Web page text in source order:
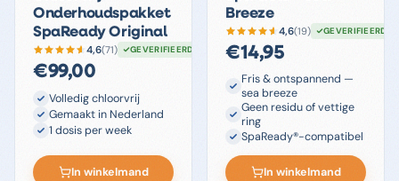
Onderhoudspakket
SpaReady Original
4,6(71) GEVERIFIEERD
€99,00
Volledig chloorvrij
Gemaakt in Nederland
1 dosis per week
In winkelmand
Breeze
4,6(19) GEVERIFIEERD
€14,95
Fris & ontspannend —
sea breeze
Geen residu of vettige
ring
SpaReady®-compatibel
In winkelmand